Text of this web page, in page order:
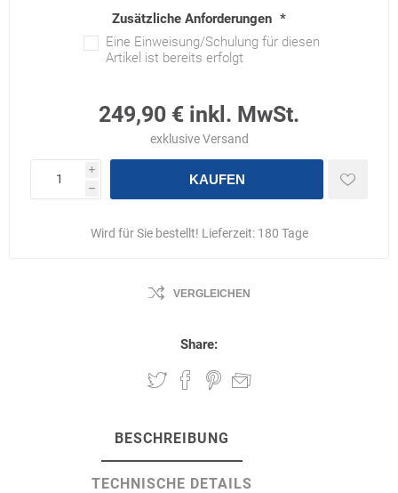
Zusätzliche Anforderungen *
Eine Einweisung/Schulung für diesen
Artikel ist bereits erfolgt
249,90 € inkl. MwSt.
exklusiveVersand
i
h
KAUFEN
Wird für Sie bestellt! Lieferzeit: 180 Tage
VERGLEICHEN
Share:
BESCHREIBUNG
TECHNISCHE DETAILS